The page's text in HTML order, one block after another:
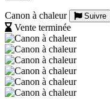
Canon à chaleur
Suivre
Vente terminée